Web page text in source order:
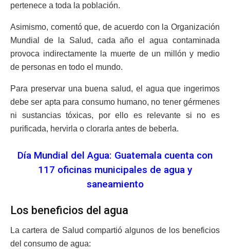
pertenece a toda la población.
Asimismo, comentó que, de acuerdo con la Organización
Mundial de la Salud, cada año el agua contaminada
provoca indirectamente la muerte de un millón y medio
de personas en todo el mundo.
Para preservar una buena salud, el agua que ingerimos
debe ser apta para consumo humano, no tener gérmenes
ni sustancias tóxicas, por ello es relevante si no es
purificada, hervirla o clorarla antes de beberla.
Día Mundial del Agua: Guatemala cuenta con
117 oficinas municipales de agua y
saneamiento
Los beneficios del agua
La cartera de Salud compartió algunos de los beneficios
del consumo de agua: